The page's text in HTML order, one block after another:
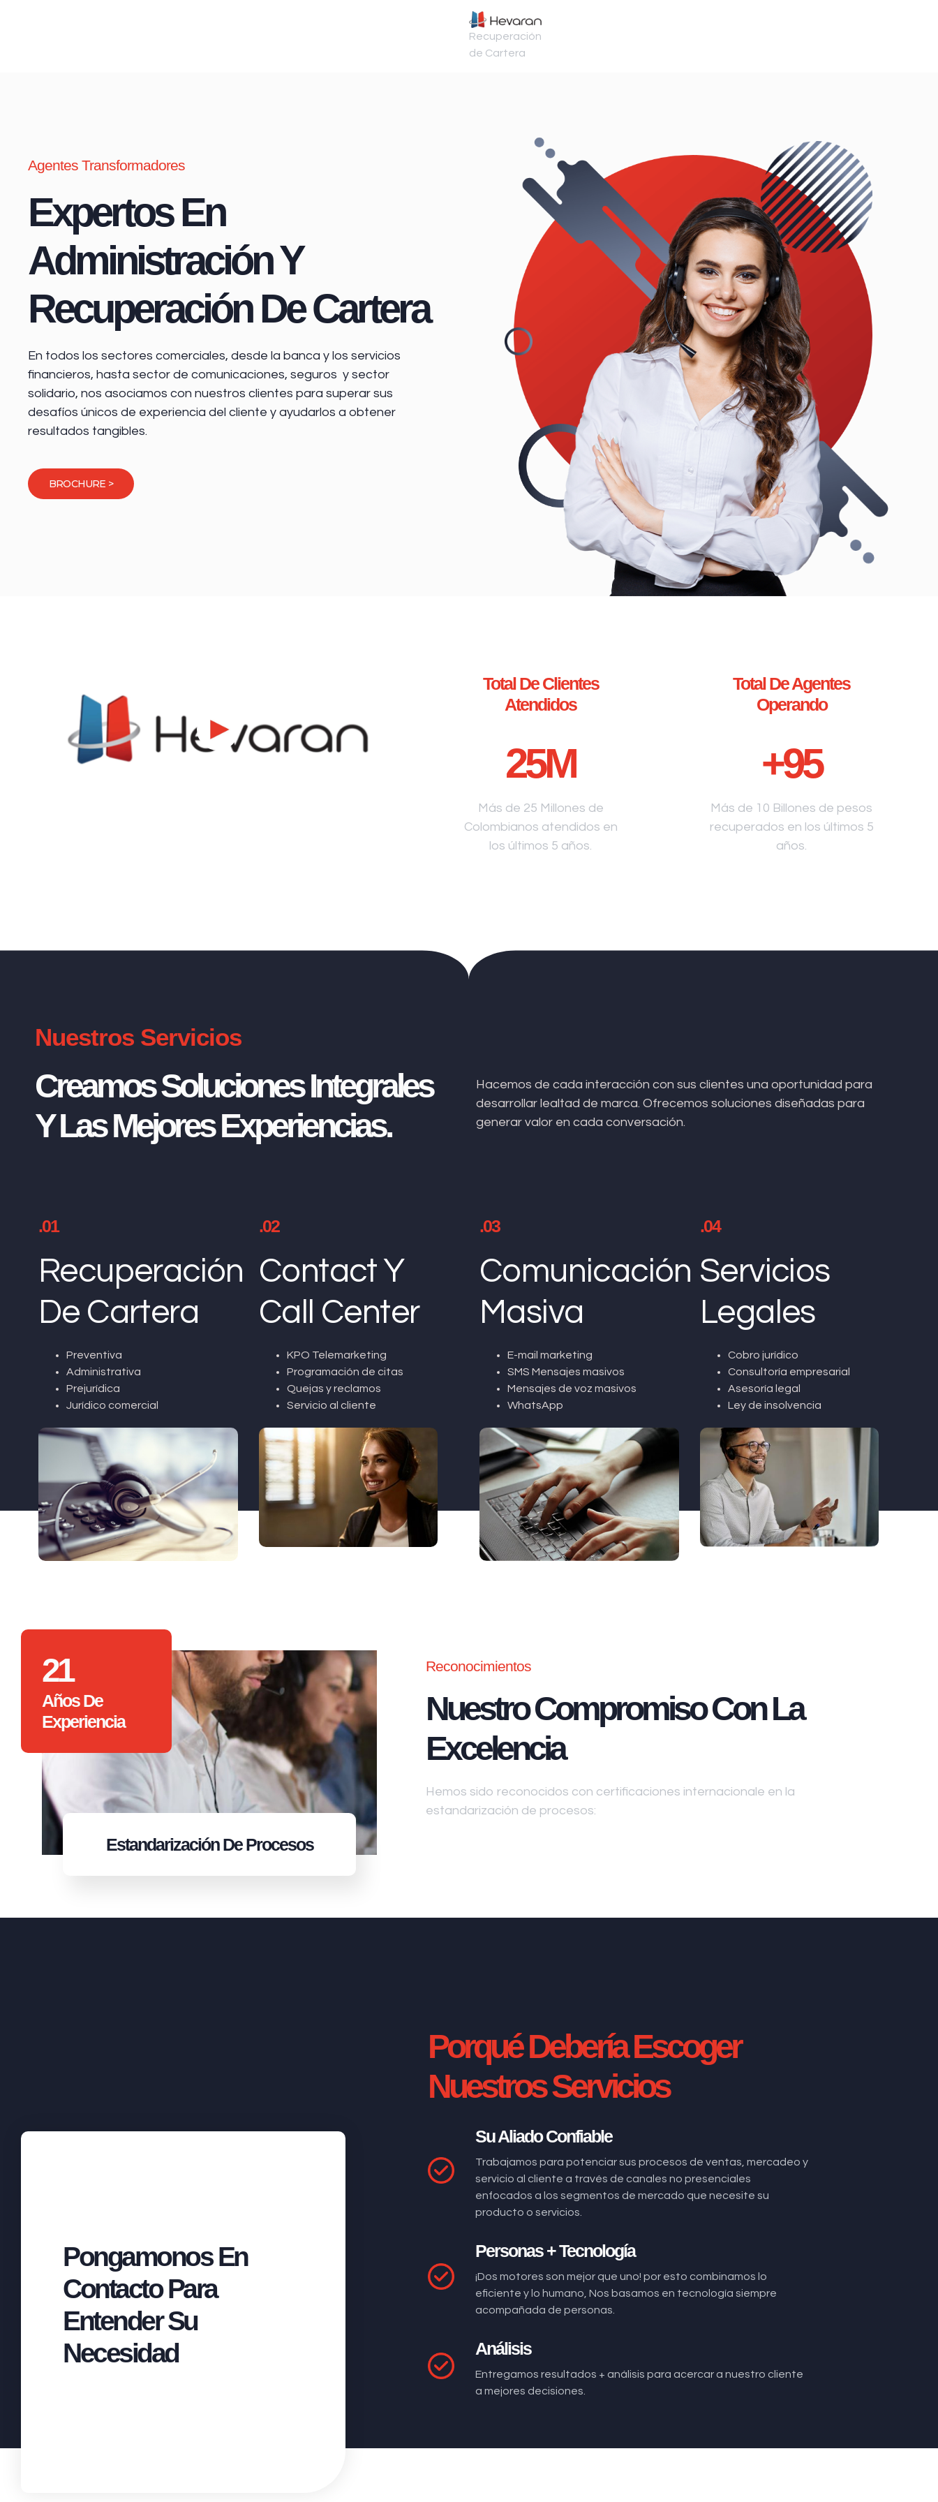
Recuperación
de Cartera
Agentes Transformadores
Expertos En
Administración Y
Recuperación De Cartera
En todos los sectores comerciales, desde la banca y los servicios
financieros, hasta sector de comunicaciones, seguros y sector
solidario, nos asociamos con nuestros clientes para superar sus
desafíos únicos de experiencia del cliente y ayudarlos a obtener
resultados tangibles.
BROCHURE >
Total De Clientes
Atendidos
25M
Más de 25 Millones de
Colombianos atendidos en
los últimos 5 años.
Total De Agentes
Operando
+95
Más de 10 Billones de pesos
recuperados en los últimos 5
años.
Nuestros Servicios
Creamos Soluciones Integrales
Y Las Mejores Experiencias.
Hacemos de cada interacción con sus clientes una oportunidad para
desarrollar lealtad de marca. Ofrecemos soluciones diseñadas para
generar valor en cada conversación.
.01
Recuperación
De Cartera
Preventiva
Administrativa
Prejurídica
Jurídico comercial
.02
Contact Y
Call Center
KPO Telemarketing
Programación de citas
Quejas y reclamos
Servicio al cliente
.03
Comunicación
Masiva
E-mail marketing
SMS Mensajes masivos
Mensajes de voz masivos
WhatsApp
.04
Servicios
Legales
Cobro jurídico
Consultoría empresarial
Asesoría legal
Ley de insolvencia
21
Años De
Experiencia
EstandarizaciónDe Procesos
Reconocimientos
Nuestro Compromiso Con La
Excelencia
Hemos sido reconocidos con certificaciones internacionale en la
estandarización de procesos:
Pongamonos En
Contacto Para
Entender Su
Necesidad
Porqué Debería Escoger
Nuestros Servicios
Su Aliado Confiable
Trabajamos para potenciar sus procesos de ventas, mercadeo y
servicio al cliente a través de canales no presenciales
enfocados a los segmentos de mercado que necesite su
producto o servicios.
Personas + Tecnología
¡Dos motores son mejor que uno! por esto combinamos lo
eficiente y lo humano, Nos basamos en tecnología siempre
acompañada de personas.
Análisis
Entregamos resultados + análisis para acercar a nuestro cliente
a mejores decisiones.